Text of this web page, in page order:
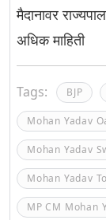
मैदानावर
अधिक माहिती
Tags: BJP
Mohan Yadav
Mohan Yadav
Mohan Yadav
MP CM Mohan